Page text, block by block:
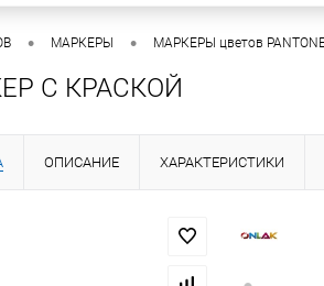
• МАРКЕРЫ • МАРКЕРЫ цветов
С КРАСКОЙ
ОПИСАНИЕ ХАРАКТЕРИСТИКИ